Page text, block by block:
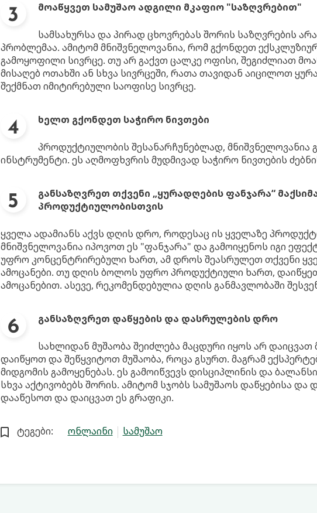
მოაწყვეთ სამუშაო ადგილი მკაფიო "საზღვრებით"
სამსახურსა და პირად ცხოვრებას შორის საზღვრების
პრობლემაა. ამიტომ მნიშვნელოვანია, რომ გქონდეთ
გამოყოფილი სივრცე. თუ არ გაქვთ ცალკე ოფისი, შეგიძლიათ
მისაღებ ოთახში ან სხვა სივრცეში, რათა თავიდან აიცილოთ
შექმნათ იმიტირებული საოფისე სივრცე.
ხელთ გქონდეთ საჭირო ნივთები
პროდუქტიულობის შესანარჩუნებლად, მნიშვნელოვანია
ინსტრუმენტი. ეს აღმოფხვრის მუდმივად საჭირო ნივთების
განსაზღვრეთ თქვენი „ყურადღების ფანჯარა“
პროდუქტიულობისთვის
ყველა ადამიანს აქვს დღის დრო, როდესაც ის ყველაზე
მნიშვნელოვანია იპოვოთ ეს "ფანჯარა" და გამოიყენოს იგი
უფრო კონცენტრირებული ხართ, ამ დროს შეასრულეთ თქვენი
ამოცანები. თუ დღის ბოლოს უფრო პროდუქტიული ხართ,
ამოცანებით. ასევე, რეკომენდებულია დღის განმავლობაში
განსაზღვრეთ დაწყების და დასრულების დრო
სახლიდან მუშაობა შეიძლება მაცდური იყოს არ დაიცვათ
დაიწყოთ და შეწყვიტოთ მუშაობა, როცა გსურთ. მაგრამ
მიდგომის გამოყენებას. ეს გამოიწვევს დისციპლინის და
სხვა აქტივობებს შორის. ამიტომ სჯობს სამუშაოს დაწყებისა
დააწესოთ და დაიცვათ ეს გრაფიკი.
ტეგები: ონლაინი სამუშაო